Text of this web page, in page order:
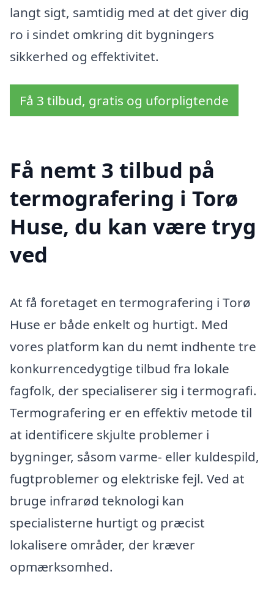
langt sigt, samtidig med at det giver dig
ro i sindet omkring dit bygningers
sikkerhed og effektivitet.
Få 3 tilbud, gratis og uforpligtende
Få nemt 3 tilbud på
termografering i Torø
Huse, du kan være tryg
ved
At få foretaget en termografering i Torø
Huse er både enkelt og hurtigt. Med
vores platform kan du nemt indhente tre
konkurrencedygtige tilbud fra lokale
fagfolk, der specialiserer sig i termografi.
Termografering er en effektiv metode til
at identificere skjulte problemer i
bygninger, såsom varme- eller kuldespild,
fugtproblemer og elektriske fejl. Ved at
bruge infrarød teknologi kan
specialisterne hurtigt og præcist
lokalisere områder, der kræver
opmærksomhed.